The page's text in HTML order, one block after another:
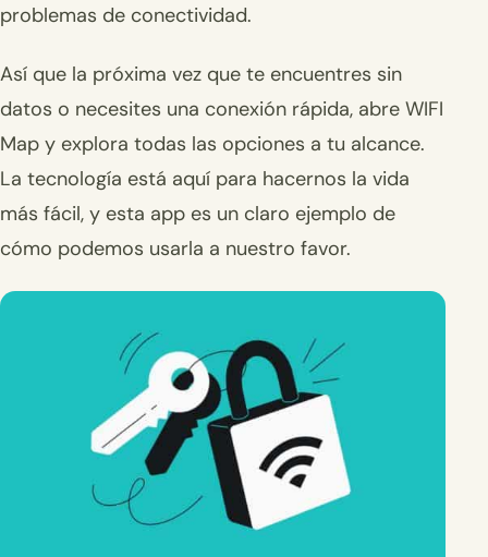
problemas de conectividad.
Así que la próxima vez que te encuentres sin
datos o necesites una conexión rápida, abre WIFI
Map y explora todas las opciones a tu alcance.
La tecnología está aquí para hacernos la vida
más fácil, y esta app es un claro ejemplo de
cómo podemos usarla a nuestro favor.